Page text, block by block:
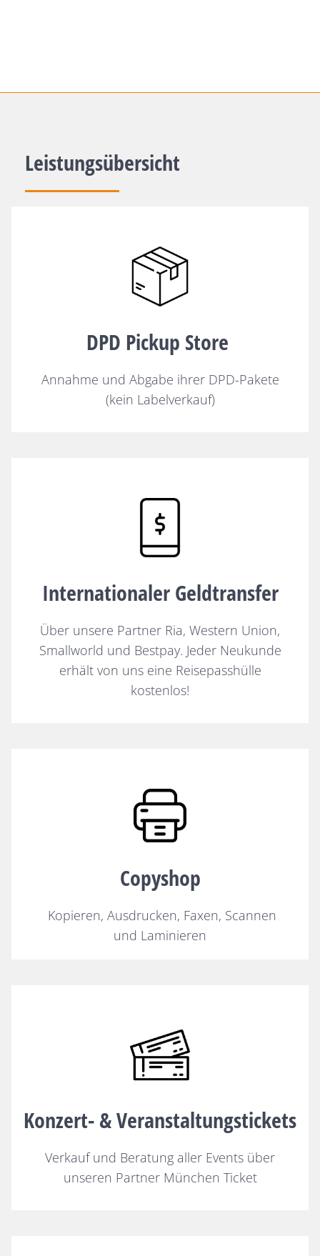
Leistungsübersicht
DPD Pickup Store
Annahme und Abgabe ihrer DPD-Pakete
(kein Labelverkauf)
Internationaler Geldtransfer
Über unsere Partner Ria, Western Union,
Smallworld und Bestpay. Jeder Neukunde
erhält von uns eine Reisepasshülle
kostenlos!
Copyshop
Kopieren, Ausdrucken, Faxen, Scannen
und Laminieren
Konzert- & Veranstaltungstickets
Verkauf und Beratung aller Events über
unseren Partner München Ticket